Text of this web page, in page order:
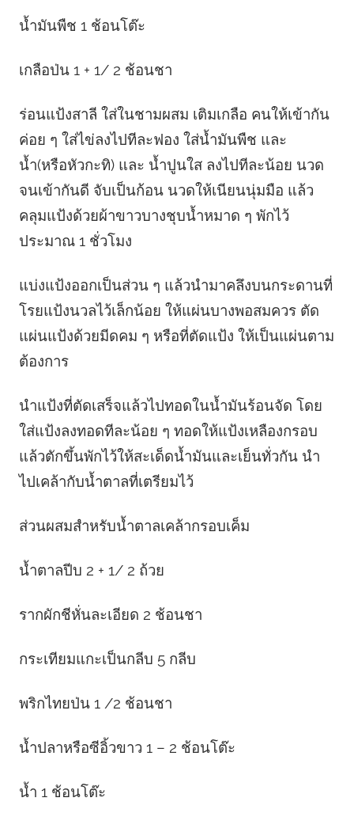
น้ำมันพืช 1 ช้อนโต๊ะ
เกลือป่น 1 + 1/ 2 ช้อนชา
ร่อนแป้งสาลี ใส่ในชามผสม เติมเกลือ คนให้เข้ากัน
ค่อย ๆ ใส่ไข่ลงไปทีละฟอง ใส่น้ำมันพืช และ
น้ำ(หรือหัวกะทิ) และ น้ำปูนใส ลงไปทีละน้อย นวด
จนเข้ากันดี จับเป็นก้อน นวดให้เนียนนุ่มมือ แล้ว
คลุมแป้งด้วยผ้าขาวบางชุบน้ำหมาด ๆ พักไว้
ประมาณ 1 ชั่วโมง
แบ่งแป้งออกเป็นส่วน ๆ แล้วนำมาคลึงบนกระดานที่
โรยแป้งนวลไว้เล็กน้อย ให้แผ่นบางพอสมควร ตัด
แผ่นแป้งด้วยมีดคม ๆ หรือที่ตัดแป้ง ให้เป็นแผ่นตาม
ต้องการ
นำแป้งที่ตัดเสร็จแล้วไปทอดในน้ำมันร้อนจัด โดย
ใส่แป้งลงทอดทีละน้อย ๆ ทอดให้แป้งเหลืองกรอบ
แล้วตักขึ้นพักไว้ให้สะเด็ดน้ำมันและเย็นทั่วกัน นำ
ไปเคล้ากับน้ำตาลที่เตรียมไว้
ส่วนผสมสำหรับน้ำตาลเคล้ากรอบเค็ม
น้ำตาลปีบ 2 + 1/ 2 ถ้วย
รากผักชีหั่นละเอียด 2 ช้อนชา
กระเทียมแกะเป็นกลีบ 5 กลีบ
พริกไทยป่น 1 /2 ช้อนชา
น้ำปลาหรือซีอิ้วขาว 1 – 2 ช้อนโต๊ะ
น้ำ 1 ช้อนโต๊ะ